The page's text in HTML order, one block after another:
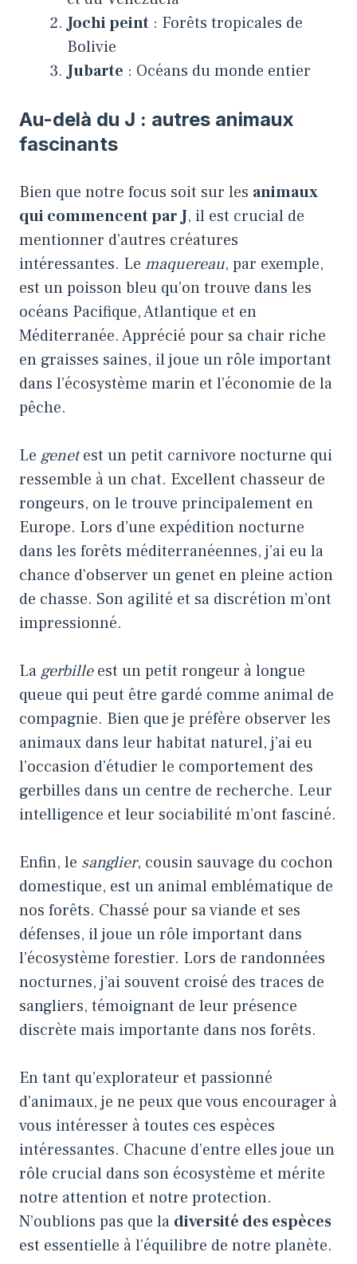
Jochi peint : Forêts tropicales de
Bolivie
Jubarte : Océans du monde entier
Au-delà du J : autres animaux
fascinants
Bien que notre focus soit sur les animaux
qui commencent par J, il est crucial de
mentionner d’autres créatures
intéressantes. Le maquereau, par exemple,
est un poisson bleu qu’on trouve dans les
océans Pacifique, Atlantique et en
Méditerranée. Apprécié pour sa chair riche
en graisses saines, il joue un rôle important
dans l’écosystème marin et l’économie de la
pêche.
Le genetest un petit carnivore nocturne qui
ressemble à un chat. Excellent chasseur de
rongeurs, on le trouve principalement en
Europe. Lors d’une expédition nocturne
dans les forêts méditerranéennes, j’ai eu la
chance d’observer un genet en pleine action
de chasse. Son agilité et sa discrétion m’ont
impressionné.
Lagerbilleest un petit rongeur à longue
queue qui peut être gardé comme animal de
compagnie. Bien que je préfère observer les
animaux dans leur habitat naturel, j’ai eu
l’occasion d’étudier le comportement des
gerbilles dans un centre de recherche. Leur
intelligence et leur sociabilité m’ont fasciné.
Enfin, le sanglier, cousin sauvage du cochon
domestique, est un animal emblématique de
nos forêts. Chassé pour sa viande et ses
défenses, il joue un rôle important dans
l’écosystème forestier. Lors de randonnées
nocturnes, j’ai souvent croisé des traces de
sangliers, témoignant de leur présence
discrète mais importante dans nos forêts.
En tant qu’explorateur et passionné
d’animaux, je ne peux que vous encourager à
vous intéresser à toutes ces espèces
intéressantes. Chacune d’entre elles joue un
rôle crucial dans son écosystème et mérite
notre attention et notre protection.
N’oublions pas que la diversité des espèces
est essentielle à l’équilibre de notre planète.